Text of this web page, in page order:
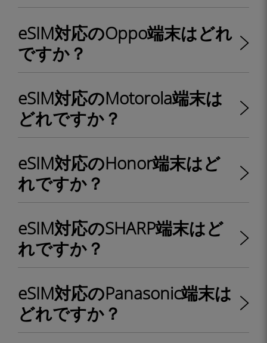
eSIM対応のOppo端末はどれ
ですか？
eSIM対応のMotorola端末は
どれですか？
eSIM対応のHonor端末はど
れですか？
eSIM対応のSHARP端末はど
れですか？
eSIM対応のPanasonic端末は
どれですか？